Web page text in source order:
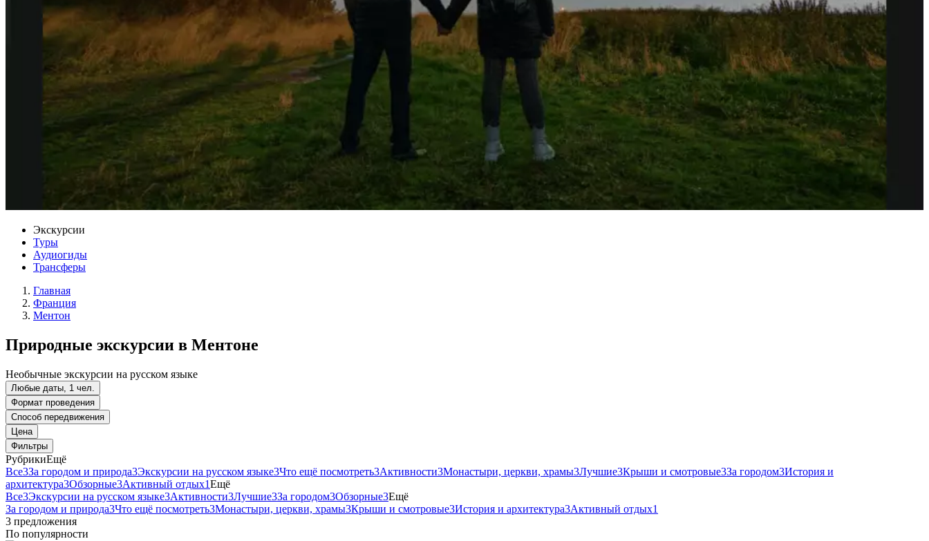
Экскурсии
Туры
Аудиогиды
Трансферы
Главная
Франция
Ментон
Природные экскурсии в Ментоне
Необычные экскурсии на русском языке
Любые даты, 1 чел.
Формат проведения
Способ передвижения
Цена
Фильтры
РубрикиЕщё
Все3За городом и природа3Экскурсии на русском языке3Что ещё посмотреть3Активности3Монастыри, церкви, храмы3Лучшие3Крыши и смотровые3За городом3История и
архитектура3Обзорные3Активный отдых1Ещё
Все3Экскурсии на русском языке3Активности3Лучшие3За городом3Обзорные3Ещё
За городом и природа3Что ещё посмотреть3Монастыри, церкви, храмы3Крыши и смотровые3История и архитектура3Активный отдых1
3 предложения
По популярности